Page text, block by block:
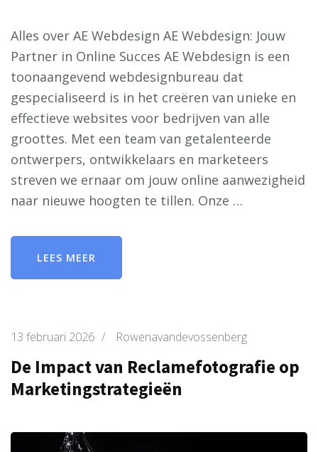
Alles over AE Webdesign AE Webdesign: Jouw
Partner in Online Succes AE Webdesign is een
toonaangevend webdesignbureau dat
gespecialiseerd is in het creëren van unieke en
effectieve websites voor bedrijven van alle
groottes. Met een team van getalenteerde
ontwerpers, ontwikkelaars en marketeers
streven we ernaar om jouw online aanwezigheid
naar nieuwe hoogten te tillen. Onze …
LEES MEER
13 februari 2026 / Rowenavandevossenberg
De Impact van Reclamefotografie op
Marketingstrategieën